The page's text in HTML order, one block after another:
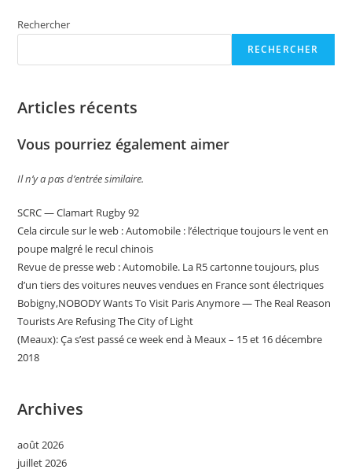
Rechercher
RECHERCHER
Articles récents
Vous pourriez également aimer
Il n’y a pas d’entrée similaire.
SCRC — Clamart Rugby 92
Cela circule sur le web : Automobile : l’électrique toujours le vent en
poupe malgré le recul chinois
Revue de presse web : Automobile. La R5 cartonne toujours, plus
d’un tiers des voitures neuves vendues en France sont électriques
Bobigny,NOBODY Wants To Visit Paris Anymore — The Real Reason
Tourists Are Refusing The City of Light
(Meaux): Ça s’est passé ce week end à Meaux – 15 et 16 décembre
2018
Archives
août 2026
juillet 2026